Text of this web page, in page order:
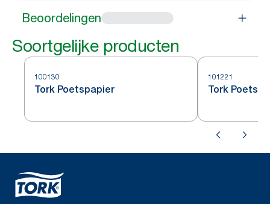
Beoordelingen
Soortgelijke producten
100130
Tork Poetspapier
101221
Tork